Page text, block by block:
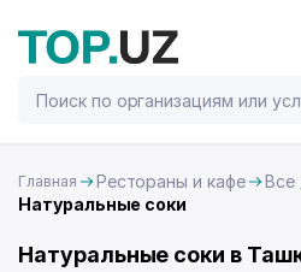
Главная Рестораны и кафе
Все
Натуральные соки
Натуральные соки в